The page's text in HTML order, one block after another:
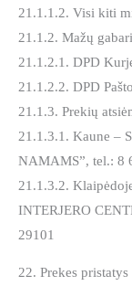
21.1.1.2. Visi kiti
21.1.2. Mažų
21.1.2.1. DPD
21.1.2.2. DPD
21.1.3. Prekių
21.1.3.1. Kaune –
NAMAMS”, tel.: 8
21.1.3.2.
INTERJERO
29101
22. Prekes